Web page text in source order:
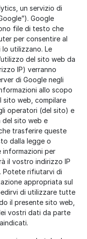
un servizio di
Google
file di testo che
per consentire al
utilizzano. Le
del sito web da
IP) verranno
di Google negli
allo scopo
sito web, compilare
operatori (del sito) e
sito web e
trasferire queste
dalla legge o
per
il vostro indirizzo IP
Potete rifiutarvi di
appropriata sul
di utilizzare tutte
il presente sito web,
vostri dati da parte